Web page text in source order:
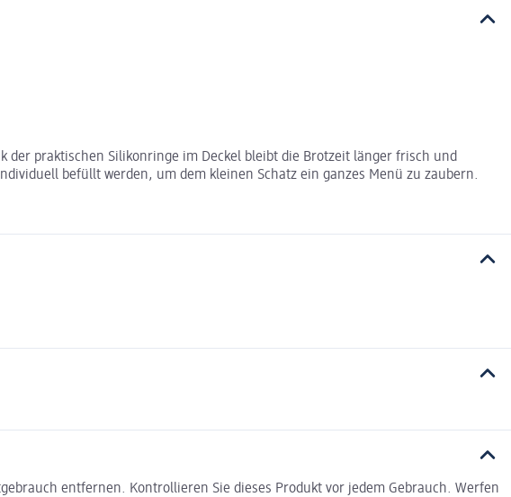
der praktischen Silikonringe im Deckel bleibt die Brotzeit länger frisch und
befüllt werden, um dem kleinen Schatz ein ganzes Menü zu zaubern.
entfernen. Kontrollieren Sie dieses Produkt vor jedem Gebrauch. Werfen